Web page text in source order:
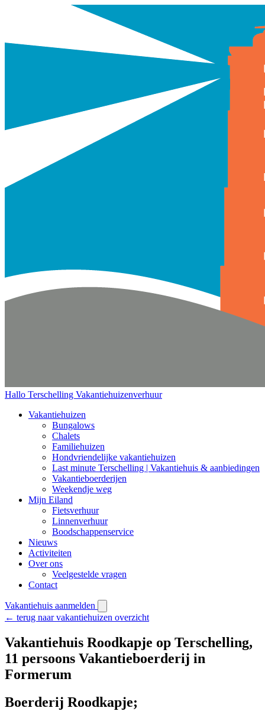
Hallo Terschelling Vakantiehuizenverhuur
Vakantiehuizen
Bungalows
Chalets
Familiehuizen
Hondvriendelijke vakantiehuizen
Last minute Terschelling | Vakantiehuis & aanbiedingen
Vakantieboerderijen
Weekendje weg
Mijn Eiland
Fietsverhuur
Linnenverhuur
Boodschappenservice
Nieuws
Activiteiten
Over ons
Veelgestelde vragen
Contact
Vakantiehuis aanmelden
← terug naar vakantiehuizen overzicht
Vakantiehuis Roodkapje op Terschelling,
11 persoons Vakantieboerderij in
Formerum
Boerderij Roodkapje;